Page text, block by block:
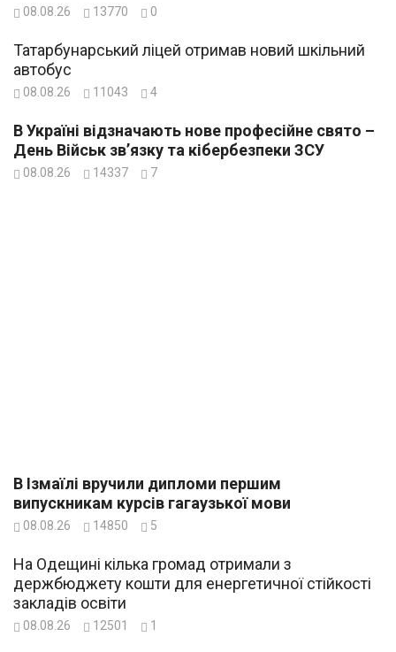
08.08.26 13770 0
Татарбунарський ліцей отримав новий шкільний
автобус
08.08.26 11043 4
В Україні відзначають нове професійне свято –
День Військ зв’язку та кібербезпеки ЗСУ
08.08.26 14337 7
В Ізмаїлі вручили дипломи першим
випускникам курсів гагаузької мови
08.08.26 14850 5
На Одещині кілька громад отримали з
держбюджету кошти для енергетичної стійкості
закладів освіти
08.08.26 12501 1